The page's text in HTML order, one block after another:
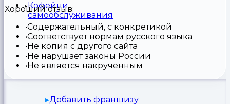
Кофейни
самообслуживания
Хороший отзыв:
Содержательный, с конкретикой
Соответствует нормам русского языка
Не копия с другого сайта
Не нарушает законы России
Не является накрученным
Добавить франшизу